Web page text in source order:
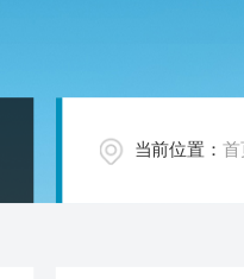
当前位置： 首